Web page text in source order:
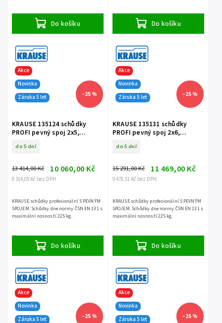
Do košíku Do košíku
Akce
Novinka
Záruka 5 let
–25 %
KRAUSE 135124 schůdky
PROFI pevný spoj 2x5,
do 5 dní
8 314,05 Kč bez DPH
13 414,00 Kč 10 060,00 Kč
Do košíku
KRAUSE schůdky profesionální S PEVNÝM
SPOJEM. Schůdky dne normy ČSN EN 131 s
maximální nosností 225 kg.
Akce
Novinka
Záruka 5 let
–25 %
KRAUSE 135131 schůdky
PROFI pevný spoj 2x6,
do 5 dní
9 478,51 Kč bez DPH
15 291,00 Kč 11 469,00 Kč
Do košíku
KRAUSE schůdky profesionální S PEVNÝM
SPOJEM. Schůdky dne normy ČSN EN 131 s
maximální nosností 225 kg.
Akce
Novinka
Záruka 5 let
–25 %
Akce
Novinka
Záruka 5 let
–25 %